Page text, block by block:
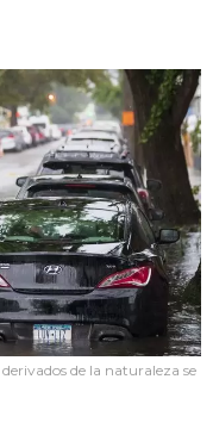
de la naturaleza se